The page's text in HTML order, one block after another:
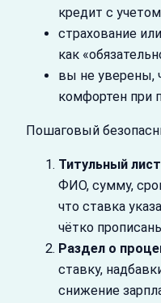
кредит с
страхование
как
вы не уверены,
комфортен при
Пошаговый
Титульный
ФИО, сумму,
что ставка
чётко
Раздел о
ставку,
снижение